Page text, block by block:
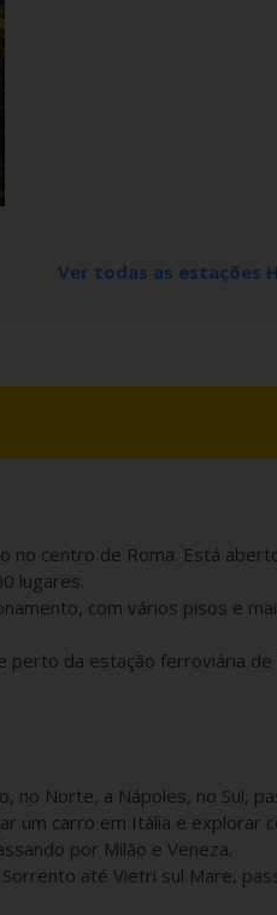
Ver todas as estações
no centro de Roma. Está
lugares.
com vários pisos e
perto da estação ferroviária
no Norte, a Nápoles, no Sul,
um carro em Itália e explorar
por Milão e Veneza.
até Vietri sul Mare,